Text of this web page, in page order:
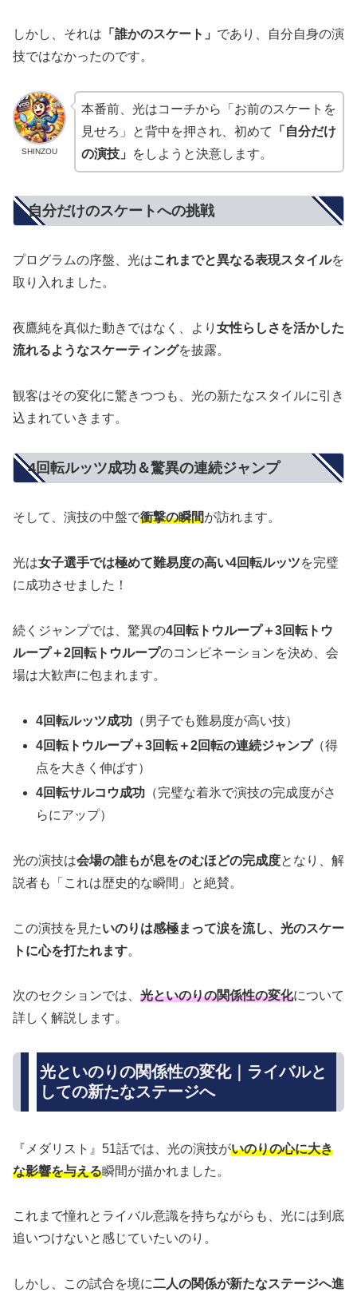
しかし、それは 「誰かのスケート」 であり、自分自身の演
技ではなかったのです。
SHINZOU
本番前、光はコーチから「お前のスケートを
見せろ」と背中を押され、初めて 「自分だけ
の演技」
をしようと決意します。
自分だけのスケートへの挑戦
プログラムの序盤、光はこれまでと異なる表現スタイルを
取り入れました。
夜鷹純を真似た動きではなく、より 女性らしさを活かした
流れるようなスケーティングを披露。
観客はその変化に驚きつつも、光の新たなスタイルに引き
込まれていきます。
4回転ルッツ成功＆驚異の連続ジャンプ
そして、演技の中盤で衝撃の瞬間が訪れます。
光は女子選手では極めて難易度の高い4回転ルッツを完璧
に成功させました！
続くジャンプでは、驚異の4回転トウループ＋3回転トウ
ループ＋2回転トウループのコンビネーションを決め、会
場は大歓声に包まれます。
4回転ルッツ成功 （男子でも難易度が高い技）
4回転トウループ＋3回転＋2回転の連続ジャンプ（得
点を大きく伸ばす）
4回転サルコウ成功 （完璧な着氷で演技の完成度がさ
らにアップ）
光の演技は会場の誰もが息をのむほどの完成度となり、解
説者も「これは歴史的な瞬間」と絶賛。
この演技を見たいのりは感極まって涙を流し、光のスケー
トに心を打たれます。
次のセクションでは、 光といのりの関係性の変化について
詳しく解説します。
光といのりの関係性の変化｜ライバルと
しての新たなステージへ
『メダリスト』51話では、光の演技がいのりの心に大き
な影響を与える瞬間が描かれました。
これまで憧れとライバル意識を持ちながらも、光には到底
追いつけないと感じていたいのり。
しかし、この試合を境に二人の関係が新たなステージへ進